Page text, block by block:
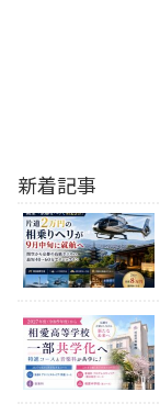
新着記事